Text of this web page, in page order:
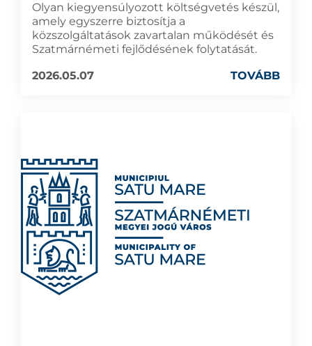
Olyan kiegyensúlyozott költségvetés készül,
amely egyszerre biztosítja a
közszolgáltatások zavartalan működését és
Szatmárnémeti fejlődésének folytatását.
2026.05.07
TOVÁBB